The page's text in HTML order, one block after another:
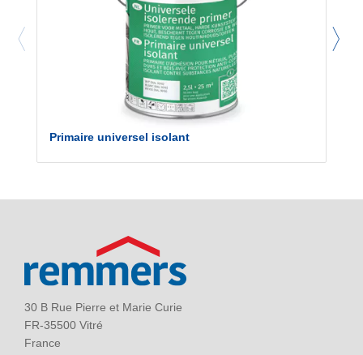
Primaire universel isolant
30 B Rue Pierre et Marie Curie
FR-35500 Vitré
France